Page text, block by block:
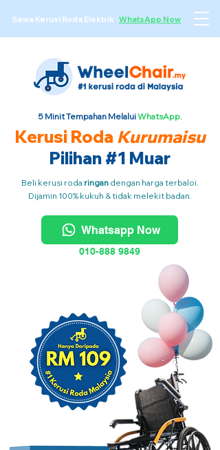
Sewa Kerusi Roda Elektrik · WhatsApp Now
5 Minit Tempahan MelaluiWhatsApp.
Kerusi Roda Kurumaisu
Pilihan #1 Muar
Beli kerusi roda ringan dengan harga terbaloi.
Dijamin 100% kukuh & tidak melekit badan.
Whatsapp Now
010-888 9849